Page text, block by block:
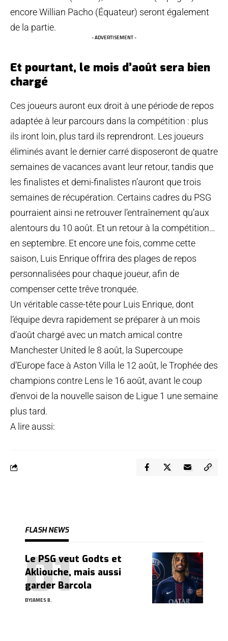
encore Willian Pacho (Équateur) seront également
de la partie.
- ADVERTISEMENT -
Et pourtant, le mois d’août sera bien
chargé
Ces joueurs auront eux droit à une période de repos
adaptée à leur parcours dans la compétition : plus
ils iront loin, plus tard ils reprendront. Les joueurs
éliminés avant le dernier carré disposeront de quatre
semaines de vacances avant leur retour, tandis que
les finalistes et demi-finalistes n’auront que trois
semaines de récupération. Certains cadres du PSG
pourraient ainsi ne retrouver l’entraînement qu’aux
alentours du 10 août. Et un retour à la compétition…
en septembre. Et encore une fois, comme cette
saison, Luis Enrique offrira des plages de repos
personnalisées pour chaque joueur, afin de
compenser cette trêve tronquée.
Un véritable casse-tête pour Luis Enrique, dont
l’équipe devra rapidement se préparer à un mois
d’août chargé avec un match amical contre
Manchester United le 8 août, la Supercoupe
d’Europe face à Aston Villa le 12 août, le Trophée des
champions contre Lens le 16 août, avant le coup
d’envoi de la nouvelle saison de Ligue 1 une semaine
plus tard.
A lire aussi:
FLASH NEWS
Le PSG veut Godts et
Akliouche, mais aussi
garder Barcola
BYJAMES B.